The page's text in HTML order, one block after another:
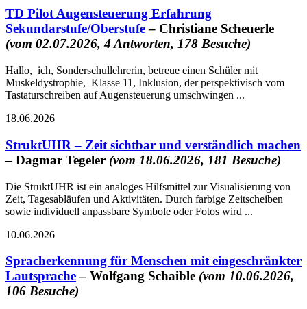
TD Pilot Augensteuerung Erfahrung
Sekundarstufe/Oberstufe– Christiane Scheuerle
(vom 02.07.2026, 4 Antworten, 178 Besuche)
Hallo, ich, Sonderschullehrerin, betreue einen Schüler mit
Muskeldystrophie, Klasse 11, Inklusion, der perspektivisch vom
Tastaturschreiben auf Augensteuerung umschwingen ...
18.06.2026
StruktUHR – Zeit sichtbar und verständlich machen
– Dagmar Tegeler (vom 18.06.2026, 181 Besuche)
Die StruktUHR ist ein analoges Hilfsmittel zur Visualisierung von
Zeit, Tagesabläufen und Aktivitäten. Durch farbige Zeitscheiben
sowie individuell anpassbare Symbole oder Fotos wird ...
10.06.2026
Spracherkennung für Menschen mit eingeschränkter
Lautsprache– Wolfgang Schaible (vom 10.06.2026,
106 Besuche)